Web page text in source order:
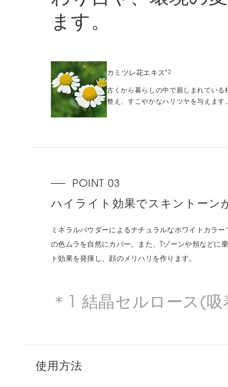
ます。
カミツレ花エキス *2
古くから暮らしの中で親しまれている
整え、すこやかなハリツヤを与えます
ハイライト効果でスキントーン
ミネラルパウダーによるナチュラルなホワイトカラ
の色ムラを自然にカバー。また、Tゾーンや頬などに
ト効果を発揮し、顔のメリハリを作ります。
＊1 結晶セルロース(
使用方法